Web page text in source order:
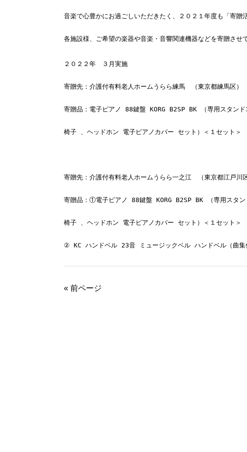
各施設様、ご希望の楽器や音楽・音響関連機器などを寄贈させ
２０２２年　３月実施
② KC ハンドベル 23音 ミュージックベル ハンドベル（曲集
« 前ページ